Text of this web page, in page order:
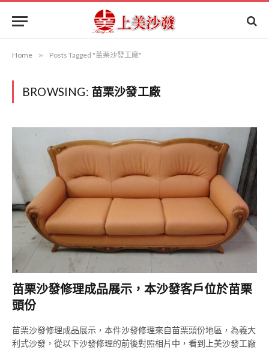
Home » Posts Tagged "苗栗沙發工廠"
BROWSING: 苗栗沙發工廠
苗栗沙發修理成品展示，本沙發客戶位於苗栗
頭份
苗栗沙發修理成品展示，本件沙發修理來自苗栗頭份地區，為義大
利式沙發，從以下沙發修理的前後對照相片中，看到上美沙發工廠